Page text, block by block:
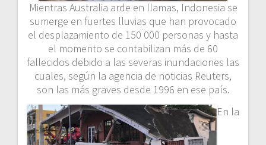
Mientras Australia arde en llamas, Indonesia se
sumerge en fuertes lluvias que han provocado
el desplazamiento de 150 000 personas y hasta
el momento se contabilizan más de 60
fallecidos debido a las severas inundaciones las
cuales, según la agencia de noticias Reuters,
son las más graves desde 1996 en ese país.
En la